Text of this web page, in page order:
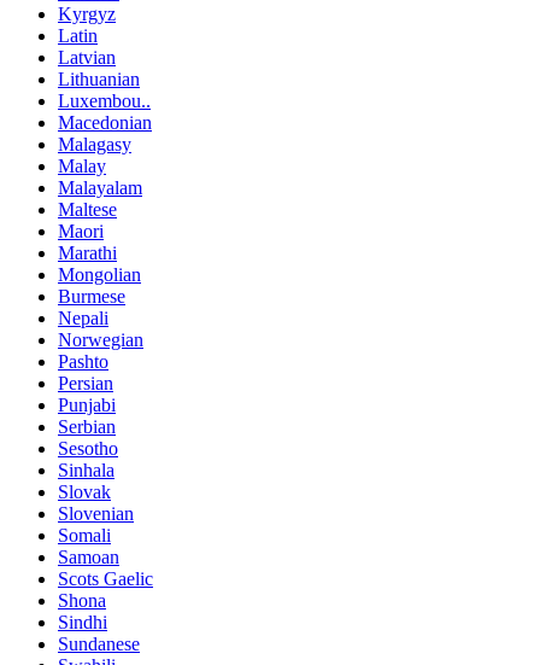
Kyrgyz
Latin
Latvian
Lithuanian
Luxembou..
Macedonian
Malagasy
Malay
Malayalam
Maltese
Maori
Marathi
Mongolian
Burmese
Nepali
Norwegian
Pashto
Persian
Punjabi
Serbian
Sesotho
Sinhala
Slovak
Slovenian
Somali
Samoan
Scots Gaelic
Shona
Sindhi
Sundanese